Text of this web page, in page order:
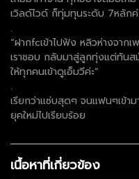
เวิลด์ไวด์ ก็ทุ่มทุนระดับ 7หลัก
.
“ฝากfcเข้าไปฟัง หลิวห่างจา
เราชอบ กลับมาสู่ลูกทุ่งแต่ทันส
ให้ทุกคนเข้าดูเอ็มวีค่ะ”
.
เรียกว่าแซ่บสุดๆ จนแฟนๆเข้า
ยุคใหม่ไปเรียบร้อย
เนื้อหาที่เกี่ยวข้อง